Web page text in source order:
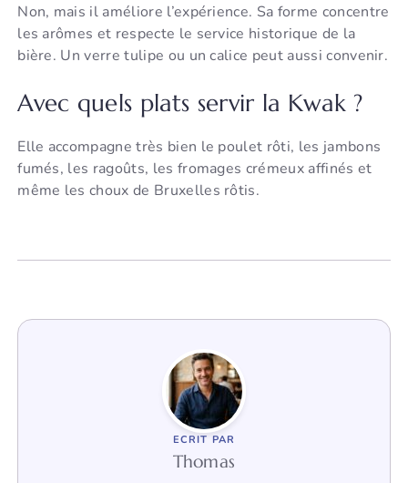
Non, mais il améliore l’expérience. Sa forme concentre
les arômes et respecte le service historique de la
bière. Un verre tulipe ou un calice peut aussi convenir.
Avec quels plats servir la Kwak ?
Elle accompagne très bien le poulet rôti, les jambons
fumés, les ragoûts, les fromages crémeux affinés et
même les choux de Bruxelles rôtis.
ECRIT PAR
Thomas